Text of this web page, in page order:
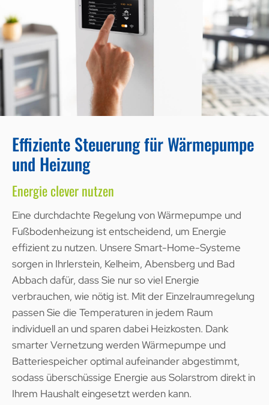
Effiziente Steuerung für Wärmepumpe
und Heizung
Energie clever nutzen
Eine durchdachte Regelung von Wärmepumpe und
Fußbodenheizung ist entscheidend, um Energie
effizient zu nutzen. Unsere Smart-Home-Systeme
sorgen in Ihrlerstein, Kelheim, Abensberg und Bad
Abbach dafür, dass Sie nur so viel Energie
verbrauchen, wie nötig ist. Mit der Einzelraumregelung
passen Sie die Temperaturen in jedem Raum
individuell an und sparen dabei Heizkosten. Dank
smarter Vernetzung werden Wärmepumpe und
Batteriespeicher optimal aufeinander abgestimmt,
sodass überschüssige Energie aus Solarstrom direkt in
Ihrem Haushalt eingesetzt werden kann.